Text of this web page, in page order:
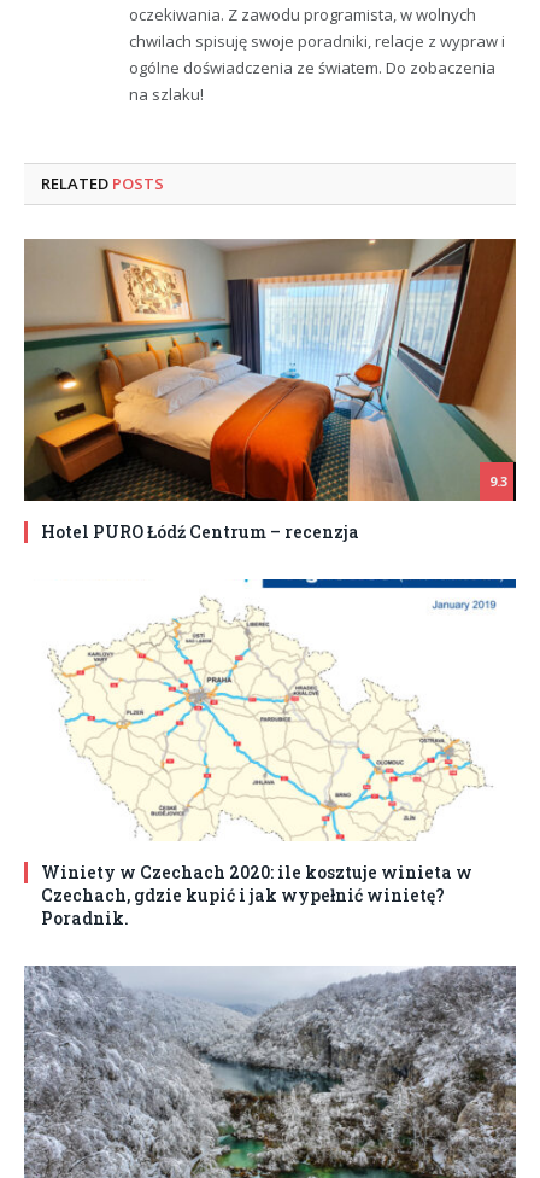
oczekiwania. Z zawodu programista, w wolnych
chwilach spisuję swoje poradniki, relacje z wypraw i
ogólne doświadczenia ze światem. Do zobaczenia
na szlaku!
RELATED POSTS
9.3
Hotel PURO Łódź Centrum – recenzja
Winiety w Czechach 2020: ile kosztuje winieta w
Czechach, gdzie kupić i jak wypełnić winietę?
Poradnik.